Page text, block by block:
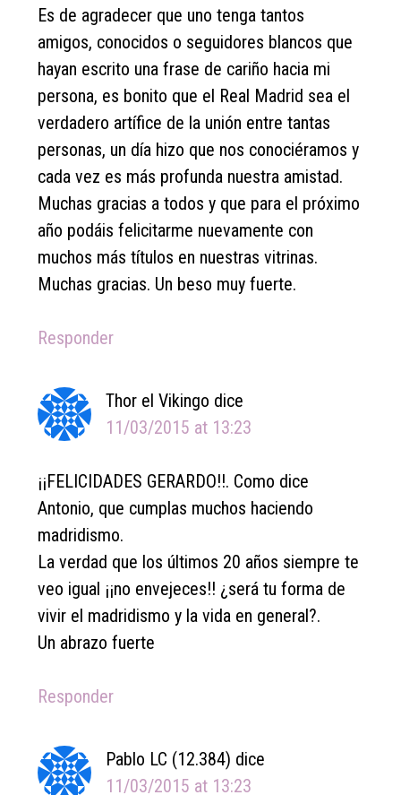
Es de agradecer que uno tenga tantos
amigos, conocidos o seguidores blancos que
hayan escrito una frase de cariño hacia mi
persona, es bonito que el Real Madrid sea el
verdadero artífice de la unión entre tantas
personas, un día hizo que nos conociéramos y
cada vez es más profunda nuestra amistad.
Muchas gracias a todos y que para el próximo
año podáis felicitarme nuevamente con
muchos más títulos en nuestras vitrinas.
Muchas gracias. Un beso muy fuerte.
Responder
Thor el Vikingo dice
11/03/2015 at 13:23
¡¡FELICIDADES GERARDO!!. Como dice
Antonio, que cumplas muchos haciendo
madridismo.
La verdad que los últimos 20 años siempre te
veo igual ¡¡no envejeces!! ¿será tu forma de
vivir el madridismo y la vida en general?.
Un abrazo fuerte
Responder
Pablo LC (12.384) dice
11/03/2015 at 13:23